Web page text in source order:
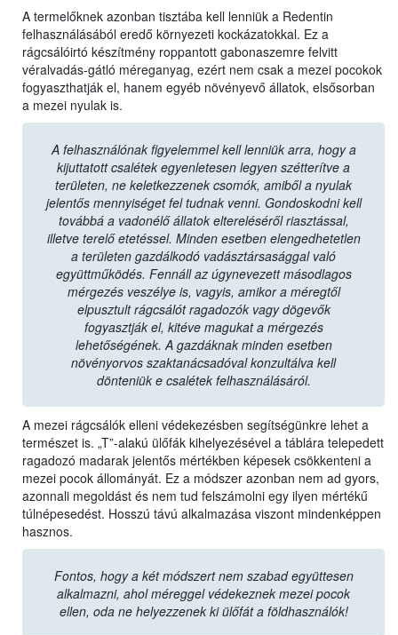
A termelőknek azonban tisztába kell lenniük a Redentin
felhasználásából eredő környezeti kockázatokkal. Ez a
rágcsálóirtó készítmény roppantott gabonaszemre felvitt
véralvadás-gátló méreganyag, ezért nem csak a mezei pocokok
fogyaszthatják el, hanem egyéb növényevő állatok, elsősorban
a mezei nyulak is.
A felhasználónak figyelemmel kell lenniük arra, hogy a
kijuttatott csalétek egyenletesen legyen szétterítve a
területen, ne keletkezzenek csomók, amiből a nyulak
jelentős mennyiséget fel tudnak venni. Gondoskodni kell
továbbá a vadonélő állatok eltereléséről riasztással,
illetve terelő etetéssel. Minden esetben elengedhetetlen
a területen gazdálkodó vadásztársasággal való
együttműködés. Fennáll az úgynevezett másodlagos
mérgezés veszélye is, vagyis, amikor a méregtől
elpusztult rágcsálót ragadozók vagy dögevők
fogyasztják el, kitéve magukat a mérgezés
lehetőségének. A gazdáknak minden esetben
növényorvos szaktanácsadóval konzultálva kell
dönteniük e csalétek felhasználásáról.
A mezei rágcsálók elleni védekezésben segítségünkre lehet a
természet is. „T”-alakú ülőfák kihelyezésével a táblára telepedett
ragadozó madarak jelentős mértékben képesek csökkenteni a
mezei pocok állományát. Ez a módszer azonban nem ad gyors,
azonnali megoldást és nem tud felszámolni egy ilyen mértékű
túlnépesedést. Hosszú távú alkalmazása viszont mindenképpen
hasznos.
Fontos, hogy a két módszert nem szabad együttesen
alkalmazni, ahol méreggel védekeznek mezei pocok
ellen, oda ne helyezzenek ki ülőfát a földhasználók!